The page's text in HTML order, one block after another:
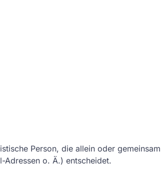
Person, die allein oder
Adressen o. Ä.) entscheidet.